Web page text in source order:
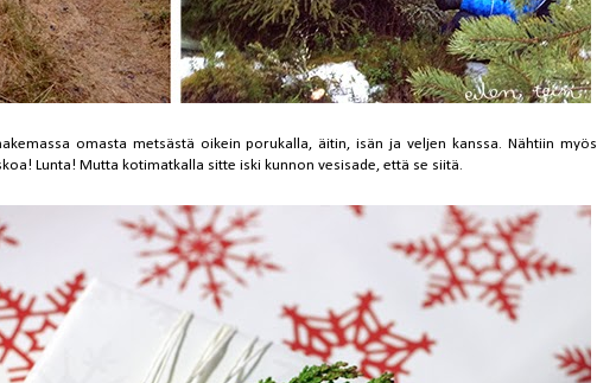
omasta metsästä oikein porukalla, äitin, isän ja veljen kanssa. Nähtiin myös
Lunta! Mutta kotimatkalla sitte iski kunnon vesisade, että se siitä.